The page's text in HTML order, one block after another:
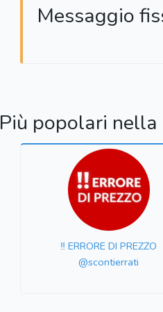
Messaggio
Più popolari
‼️ ERRORE DI PREZZO
@scontierrati